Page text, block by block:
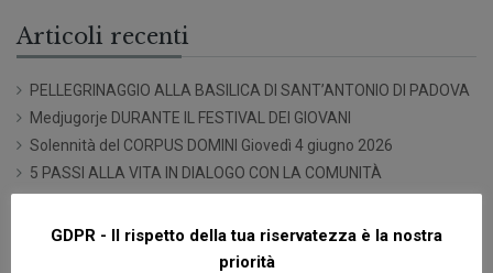
Articoli recenti
PELLEGRINAGGIO ALLA BASILICA DI SANT’ANTONIO DI PADOVA
Medjugorje DURANTE IL FESTIVAL DEI GIOVANI
Solennità del CORPUS DOMINI Giovedì 4 giugno 2026
5 PASSI ALLA VITA IN DIALOGO CON LA COMUNITÀ
Commenti recenti
GDPR - Il rispetto della tua riservatezza è la nostra
priorità